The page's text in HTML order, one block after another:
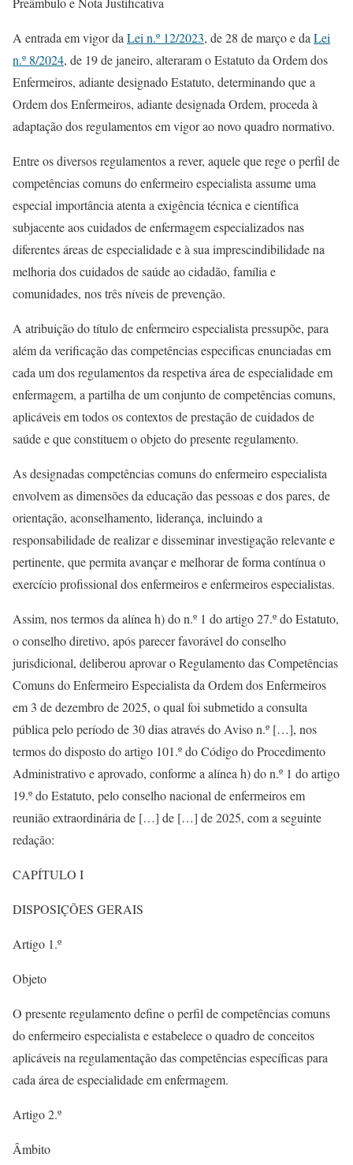
A entrada em vigor da Lei n.º 12/2023, de 28 de março e da Lei
n.º 8/2024, de 19 de janeiro, alteraram o Estatuto da Ordem dos
Enfermeiros, adiante designado Estatuto, determinando que a
Ordem dos Enfermeiros, adiante designada Ordem, proceda à
adaptação dos regulamentos em vigor ao novo quadro normativo.
Entre os diversos regulamentos a rever, aquele que rege o perfil de
competências comuns do enfermeiro especialista assume uma
especial importância atenta a exigência técnica e científica
subjacente aos cuidados de enfermagem especializados nas
diferentes áreas de especialidade e à sua imprescindibilidade na
melhoria dos cuidados de saúde ao cidadão, família e
comunidades, nos três níveis de prevenção.
A atribuição do título de enfermeiro especialista pressupõe, para
além da verificação das competências especificas enunciadas em
cada um dos regulamentos da respetiva área de especialidade em
enfermagem, a partilha de um conjunto de competências comuns,
aplicáveis em todos os contextos de prestação de cuidados de
saúde e que constituem o objeto do presente regulamento.
As designadas competências comuns do enfermeiro especialista
envolvem as dimensões da educação das pessoas e dos pares, de
orientação, aconselhamento, liderança, incluindo a
responsabilidade de realizar e disseminar investigação relevante e
pertinente, que permita avançar e melhorar de forma contínua o
exercício profissional dos enfermeiros e enfermeiros especialistas.
Assim, nos termos da alínea h) do n.º 1 do artigo 27.º do Estatuto,
o conselho diretivo, após parecer favorável do conselho
jurisdicional, deliberou aprovar o Regulamento das Competências
Comuns do Enfermeiro Especialista da Ordem dos Enfermeiros
em 3 de dezembro de 2025, o qual foi submetido a consulta
pública pelo período de 30 dias através do Aviso n.º […], nos
termos do disposto do artigo 101.º do Código do Procedimento
Administrativo e aprovado, conforme a alínea h) do n.º 1 do artigo
19.º do Estatuto, pelo conselho nacional de enfermeiros em
reunião extraordinária de […] de […] de 2025, com a seguinte
redação:
CAPÍTULO I
DISPOSIÇÕES GERAIS
Artigo 1.º
Objeto
O presente regulamento define o perfil de competências comuns
do enfermeiro especialista e estabelece o quadro de conceitos
aplicáveis na regulamentação das competências específicas para
cada área de especialidade em enfermagem.
Artigo 2.º
Âmbito